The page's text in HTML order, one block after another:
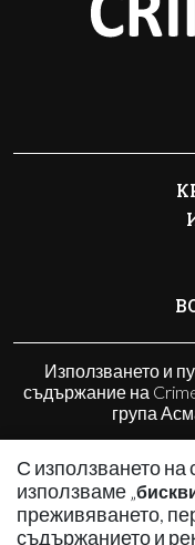
С използването на
използваме „
преживяването,
съдържанието и
Използването и
съдържание на
група
© 2010 -